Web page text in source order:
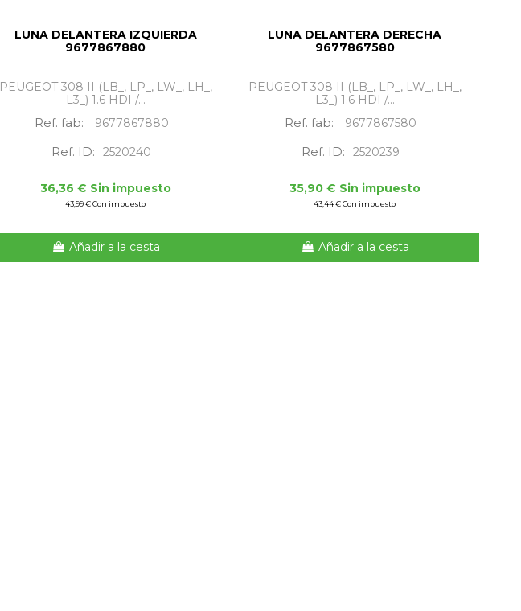
LUNA DELANTERA IZQUIERDA
9677867880
PEUGEOT 308 II (LB_, LP_, LW_, LH_,
L3_) 1.6 HDI /...
Ref. fab: 9677867880
Ref. ID: 2520240
36,36 € Sin impuesto
43,99 € Con impuesto
Añadir a la cesta
LUNA DELANTERA DERECHA
9677867580
PEUGEOT 308 II (LB_, LP_, LW_, LH_,
L3_) 1.6 HDI /...
Ref. fab: 9677867580
Ref. ID: 2520239
35,90 € Sin impuesto
43,44 € Con impuesto
Añadir a la cesta